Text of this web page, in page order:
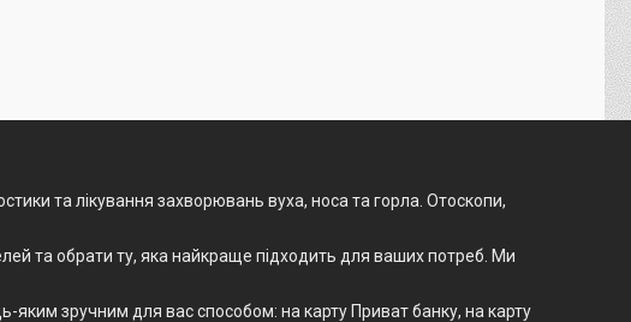
та лікування захворювань вуха, носа та горла. Отоскопи,
та обрати ту, яка найкраще підходить для ваших потреб. Ми
зручним для вас способом: на карту Приват банку, на карту